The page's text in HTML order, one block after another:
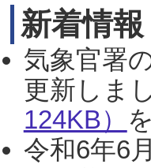
新着情報
気象官署
更新しま
124KB）
令和6年6